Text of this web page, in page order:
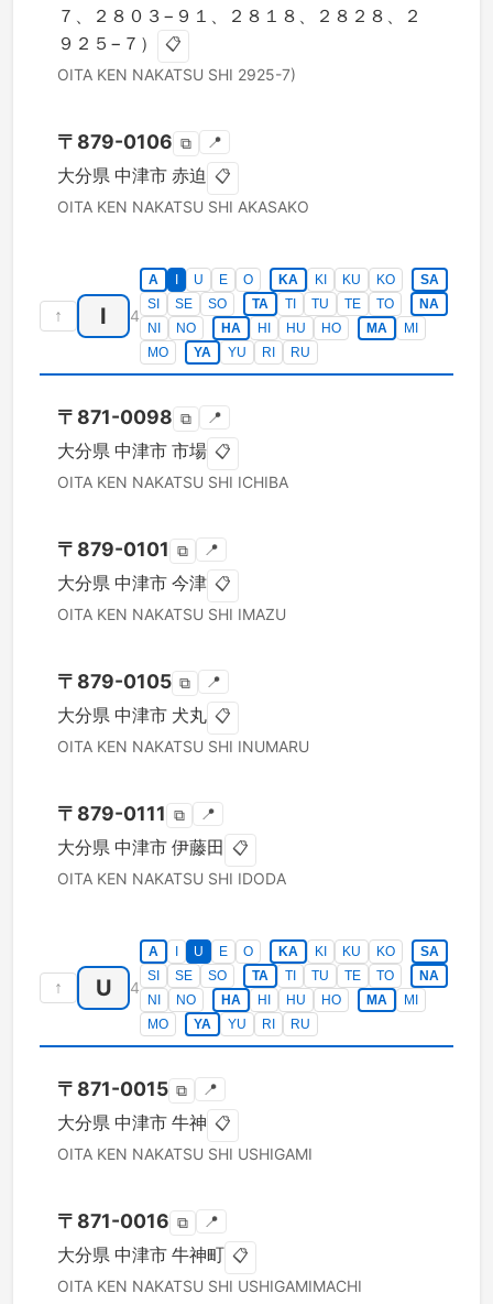
７、２８０３−９１、２８１８、２８２８、２
９２５−７）
📋
OITA KEN NAKATSU SHI 2925-7)
〒 879-0106 ⧉ 📍
大分県 中津市 赤迫 📋
OITA KEN NAKATSU SHI AKASAKO
↑ I 4
A U E O KA KI KU KO
SA
SI
SE SO TA TI TU TE TO
NA
NI
NO HA HI HU HO MA
MI
MO
YA YU RI RU
〒 871-0098 ⧉ 📍
大分県 中津市 市場 📋
OITA KEN NAKATSU SHI ICHIBA
〒 879-0101 ⧉ 📍
大分県 中津市 今津 📋
OITA KEN NAKATSU SHI IMAZU
〒 879-0105 ⧉ 📍
大分県 中津市 犬丸 📋
OITA KEN NAKATSU SHI INUMARU
〒 879-0111 ⧉ 📍
大分県 中津市 伊藤田 📋
OITA KEN NAKATSU SHI IDODA
↑ U 4
A U E O KA KI KU KO
SA
SI
SE SO TA TI TU TE TO
NA
NI
NO HA HI HU HO MA
MI
MO
YA YU RI RU
〒 871-0015 ⧉ 📍
大分県 中津市 牛神 📋
OITA KEN NAKATSU SHI USHIGAMI
〒 871-0016 ⧉ 📍
大分県 中津市 牛神町 📋
OITA KEN NAKATSU SHI USHIGAMIMACHI